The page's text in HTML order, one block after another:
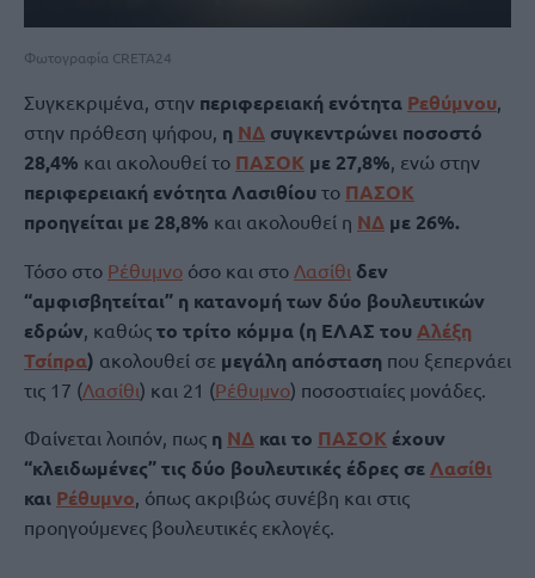
Φωτογραφία CRETA24
Συγκεκριμένα, στην περιφερειακή ενότητα Ρεθύμνου
στην πρόθεση ψήφου, η ΝΔ συγκεντρώνει ποσοστό
28,4% και ακολουθεί το ΠΑΣΟΚ με 27,8% , ενώ στην
περιφερειακή ενότητα Λασιθίου το ΠΑΣΟΚ
προηγείται με 28,8% και ακολουθεί η ΝΔ με 26%.
Τόσο στο Ρέθυμνο όσο και στο Λασίθι δεν
“αμφισβητείται” η κατανομή των δύο βουλευτικών
εδρών , καθώς το τρίτο κόμμα (η ΕΛΑΣ του Αλέξη
Τσίπρα) ακολουθεί σε μεγάλη απόσταση που ξεπερνάει
τις 17 (Λασίθι) και 21 (Ρέθυμνο) ποσοστιαίες μονάδες.
Φαίνεται λοιπόν, πως η ΝΔ και το ΠΑΣΟΚ έχουν
“κλειδωμένες” τις δύο βουλευτικές έδρες σε Λασίθι
και Ρέθυμνο , όπως ακριβώς συνέβη και στις
προηγούμενες βουλευτικές εκλογές.